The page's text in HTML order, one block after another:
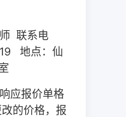
联系电
地点：仙
应报价单格
的价格，报